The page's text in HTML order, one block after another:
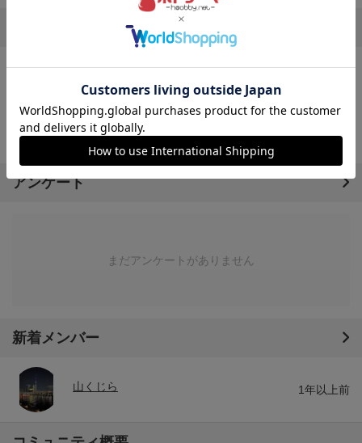
まだ掲示板がありません
アンケート
まだアンケートがありません
新着メンバー
山くじら 1年以上前